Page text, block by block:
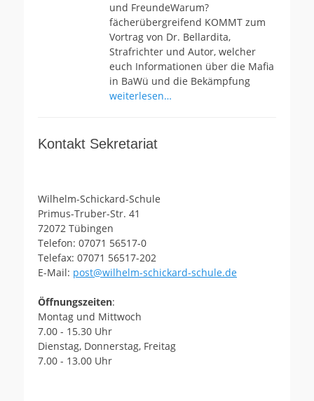
und FreundeWarum?
fächerübergreifend KOMMT zum
Vortrag von Dr. Bellardita,
Strafrichter und Autor, welcher
euch Informationen über die Mafia
in BaWü und die Bekämpfung
weiterlesen…
Kontakt Sekretariat
Wilhelm-Schickard-Schule
Primus-Truber-Str. 41
72072 Tübingen
Telefon: 07071 56517-0
Telefax: 07071 56517-202
E-Mail: post@wilhelm-schickard-schule.de
Öffnungszeiten:
Montag und Mittwoch
7.00 - 15.30 Uhr
Dienstag, Donnerstag, Freitag
7.00 - 13.00 Uhr